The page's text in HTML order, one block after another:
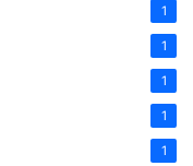
1
1
1
1
1